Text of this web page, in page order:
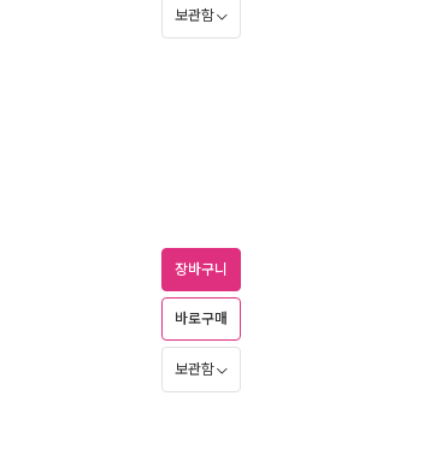
보관함
장바구니
바로구매
보관함